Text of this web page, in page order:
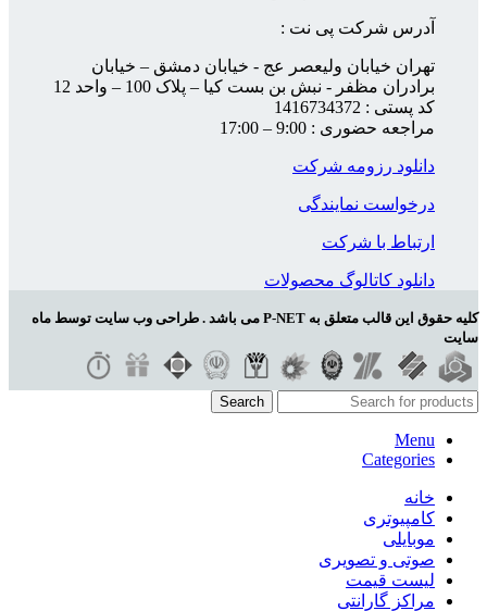
آدرس شرکت پی نت :
تهران خیابان ولیعصر عج - خیابان دمشق – خیابان
برادران مظفر - نبش بن بست کیا – پلاک 100 – واحد 12
کد پستی : 1416734372
مراجعه حضوری : 9:00 – 17:00
دانلود رزومه شرکت
درخواست نمایندگی
ارتباط با شرکت
دانلود کاتالوگ محصولات
کلیه حقوق این قالب متعلق به P-NET می باشد . طراحی وب سایت توسط ماه
سایت
Search
Menu
Categories
خانه
کامپیوتری
موبایلی
صوتی و تصویری
لیست قیمت
مراکز گارانتی